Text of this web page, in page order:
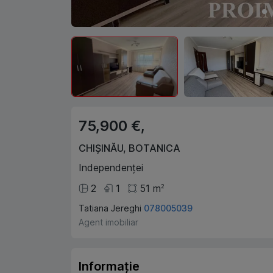
75,900 €,
CHIȘINĂU, BOTANICA
Independenței
2
1 51 m2
Tatiana Jereghi 078005039
Agent imobiliar
Informație